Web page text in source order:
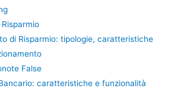
di Risparmio: tipologie, caratteristiche
False
caratteristiche e funzionalità